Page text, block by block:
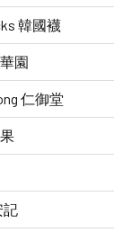
韓國襪
園
仁御堂
記